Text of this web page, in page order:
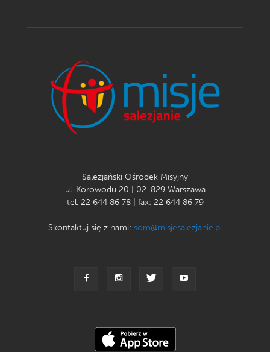
Salezjański Ośrodek Misyjny
ul. Korowodu 20 | 02-829 Warszawa
tel. 22 644 86 78 | fax: 22 644 86 79
Skontaktuj się z nami: som@misjesalezjanie.pl